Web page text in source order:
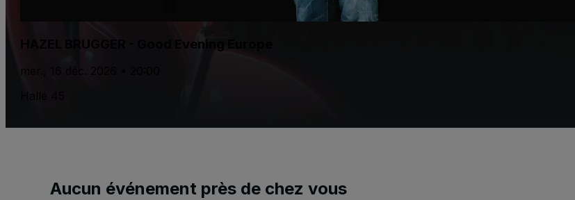
HAZEL BRUGGER - Good Evening Europe
mer., 16 déc. 2026 • 20:00
Aucun événement près de chez vous